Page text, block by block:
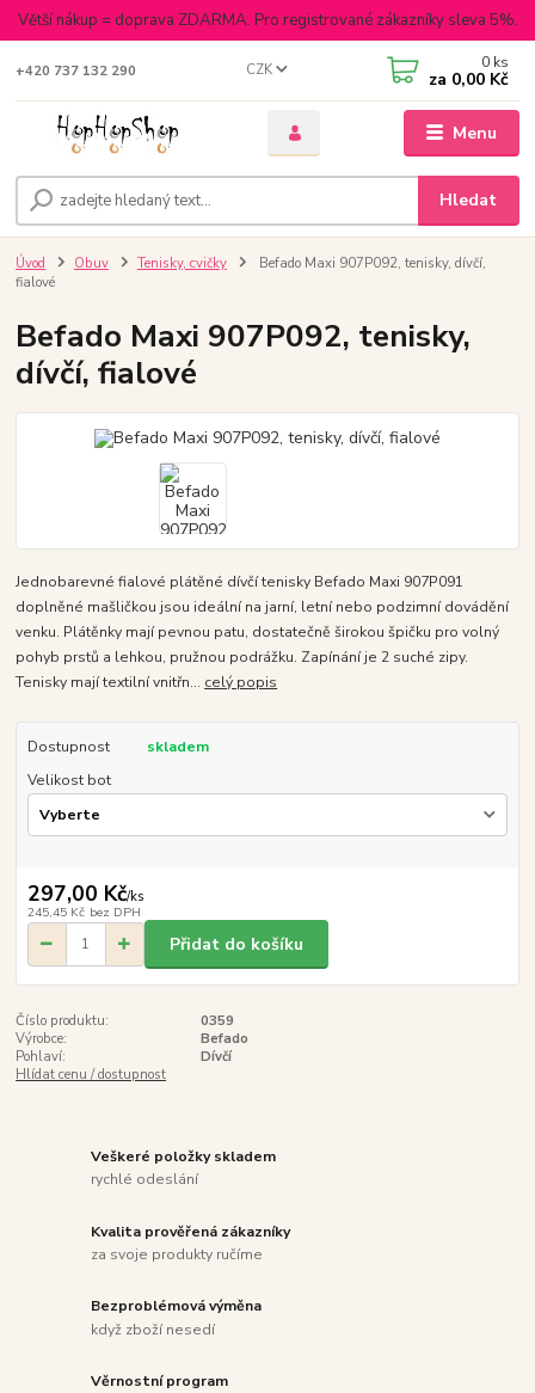
Větší nákup = doprava ZDARMA. Pro registrované zákazníky sleva 5%.
Menu
CZK
Hledat
+420 737 132 290 0 ks
za 0,00 Kč
Úvod Obuv Tenisky, cvičky
Befado Maxi 907P092, tenisky, dívčí,
fialové
Befado Maxi 907P092, tenisky,
dívčí, fialové
Jednobarevné fialové plátěné dívčí tenisky Befado Maxi 907P091
doplněné mašličkou jsou ideální na jarní, letní nebo podzimní dovádění
venku. Plátěnky mají pevnou patu, dostatečně širokou špičku pro volný
pohyb prstů a lehkou, pružnou podrážku. Zapínání je 2 suché zipy.
Tenisky mají textilní vnitřn... celý popis
Dostupnost
skladem
Velikost bot
297,00 Kč/ks
245,45 Kč bez DPH
Přidat do košíku
Číslo produktu:
0359
Výrobce:
Befado
Pohlaví:
Dívčí
Hlídat cenu / dostupnost
Veškeré položky skladem
rychlé odeslání
Kvalita prověřená zákazníky
za svoje produkty ručíme
Bezproblémová výměna
když zboží nesedí
Věrnostní program